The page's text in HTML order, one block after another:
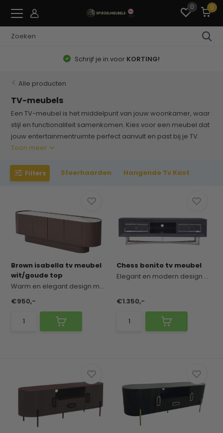
0 0
Betaal Achteraf of in3 Termijnen
Alle producten
TV-meubels
Een TV-meubel is het middelpunt van jouw woonkamer, waar
stijl en functionaliteit samenkomen. Kies voor een meubel dat
jouw entertainmentruimte perfect aanvult en past bij je TV.
Toon meer
Filters Sfeerhaarden Hangende Tv Kast
Brown isabella tv meubel
wit/goude top
Warm en elegant design met een verfijnde, chique...
€950,-
Chess bonito tv meubel
Elegant en modern design met een karaktervolle u...
€1.350,-